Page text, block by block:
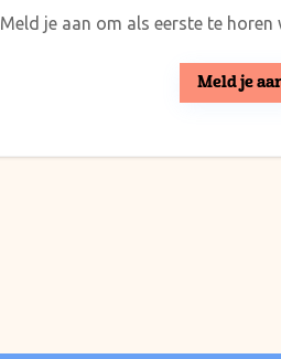
Meld je aan om als eerste te horen
Meld je